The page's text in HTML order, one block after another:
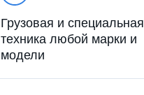
Грузовая и специальная
техника любой марки и
модели